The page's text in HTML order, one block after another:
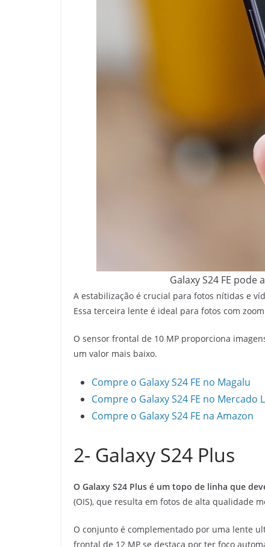
Galaxy S24 FE
A estabilização é crucial para fotos nítidas e
Essa terceira lente é ideal para fotos com
O sensor frontal de 10 MP proporciona
um valor mais baixo.
Compre o Galaxy S24 FE no Magalu
Compre o Galaxy S24 FE no Mercado
Compre o Galaxy S24 FE na Amazon
2- Galaxy S24 Plus
O Galaxy S24 Plus é um topo de linha que
(OIS), que resulta em fotos de alta qualidade
O conjunto é complementado por uma lente
frontal de 12 MP se destaca por ter foco